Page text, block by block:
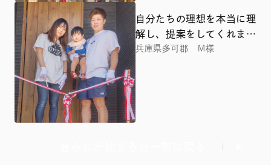
自分たちの理想を本当に理
解し、提案をしてくれまし
た
兵庫県多可郡 Ｍ様